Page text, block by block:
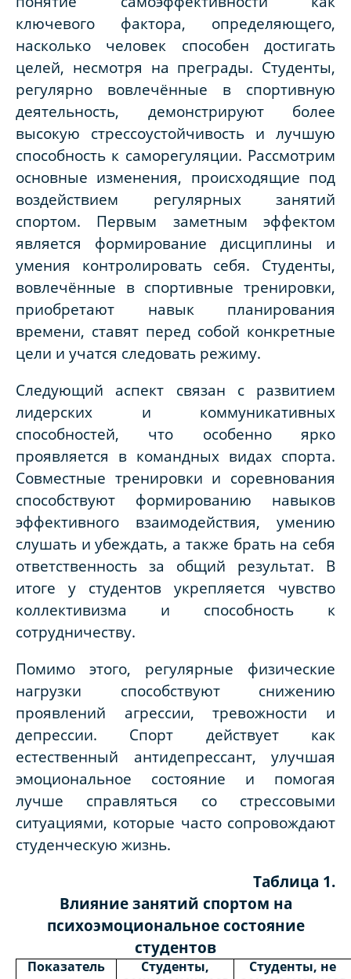
ключевого фактора, определяющего,
насколько человек способен достигать
целей, несмотря на преграды. Студенты,
регулярно вовлечённые в спортивную
деятельность, демонстрируют более
высокую стрессоустойчивость и лучшую
способность к саморегуляции. Рассмотрим
основные изменения, происходящие под
воздействием регулярных занятий
спортом. Первым заметным эффектом
является формирование дисциплины и
умения контролировать себя. Студенты,
вовлечённые в спортивные тренировки,
приобретают навык планирования
времени, ставят перед собой конкретные
цели и учатся следовать режиму.
Следующий аспект связан с развитием
лидерских и коммуникативных
способностей, что особенно ярко
проявляется в командных видах спорта.
Совместные тренировки и соревнования
способствуют формированию навыков
эффективного взаимодействия, умению
слушать и убеждать, а также брать на себя
ответственность за общий результат. В
итоге у студентов укрепляется чувство
коллективизма и способность к
сотрудничеству.
Помимо этого, регулярные физические
нагрузки способствуют снижению
проявлений агрессии, тревожности и
депрессии. Спорт действует как
естественный антидепрессант, улучшая
эмоциональное состояние и помогая
лучше справляться со стрессовыми
ситуациями, которые часто сопровождают
студенческую жизнь.
Таблица 1.
Влияние занятий спортом на
психоэмоциональное состояние
студентов
Показатель
Студенты,
Студенты, не